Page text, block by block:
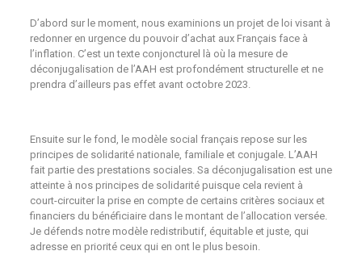
D’abord sur le moment, nous examinions un projet de loi visant à
redonner en urgence du pouvoir d’achat aux Français face à
l’inflation. C’est un texte conjoncturel là où la mesure de
déconjugalisation de l’AAH est profondément structurelle et ne
prendra d’ailleurs pas effet avant octobre 2023.
Ensuite sur le fond, le modèle social français repose sur les
principes de solidarité nationale, familiale et conjugale. L’AAH
fait partie des prestations sociales. Sa déconjugalisation est une
atteinte à nos principes de solidarité puisque cela revient à
court-circuiter la prise en compte de certains critères sociaux et
financiers du bénéficiaire dans le montant de l’allocation versée.
Je défends notre modèle redistributif, équitable et juste, qui
adresse en priorité ceux qui en ont le plus besoin.